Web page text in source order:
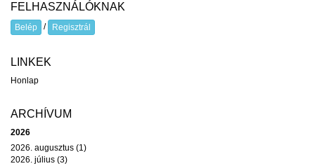
FELHASZNÁLÓKNAK
Belép / Regisztrál
LINKEK
Honlap
ARCHÍVUM
2026
2026. augusztus (1)
2026. július (3)